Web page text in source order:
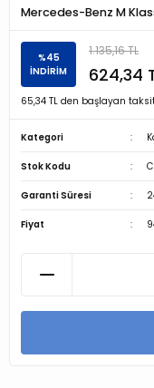
Mercedes-Benz M
%45
İNDİRİM
1.135,16 TL
624,34
65,34 TL den başlayan
Kategori
Stok Kodu
Garanti Süresi
Fiyat